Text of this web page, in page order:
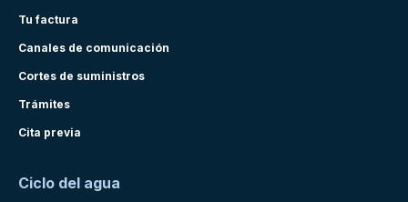
Tu factura
Canales de comunicación
Cortes de suministros
Trámites
Cita previa
Ciclo del agua